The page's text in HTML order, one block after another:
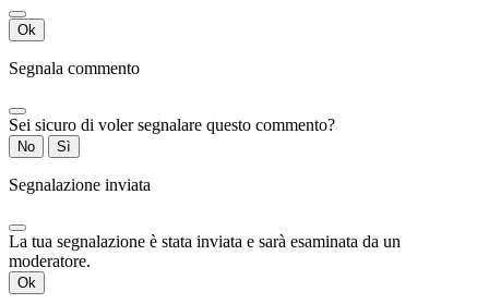
Ok
Segnala commento
Sei sicuro di voler segnalare questo commento?
No Sì
Segnalazione inviata
La tua segnalazione è stata inviata e sarà esaminata da un
moderatore.
Ok